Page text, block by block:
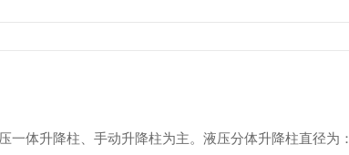
一体升降柱、手动升降柱为主。液压分体升降柱直径为：